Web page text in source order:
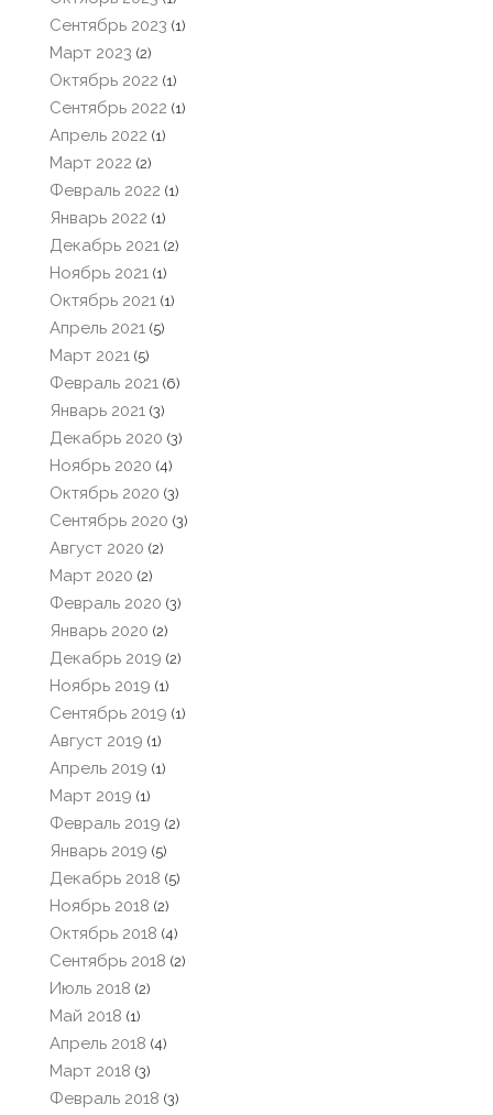
Сентябрь 2023 (1)
Март 2023 (2)
Октябрь 2022 (1)
Сентябрь 2022 (1)
Апрель 2022 (1)
Март 2022 (2)
Февраль 2022 (1)
Январь 2022 (1)
Декабрь 2021 (2)
Ноябрь 2021 (1)
Октябрь 2021 (1)
Апрель 2021 (5)
Март 2021 (5)
Февраль 2021 (6)
Январь 2021 (3)
Декабрь 2020 (3)
Ноябрь 2020 (4)
Октябрь 2020 (3)
Сентябрь 2020 (3)
Август 2020 (2)
Март 2020 (2)
Февраль 2020 (3)
Январь 2020 (2)
Декабрь 2019 (2)
Ноябрь 2019 (1)
Сентябрь 2019 (1)
Август 2019 (1)
Апрель 2019 (1)
Март 2019 (1)
Февраль 2019 (2)
Январь 2019 (5)
Декабрь 2018 (5)
Ноябрь 2018 (2)
Октябрь 2018 (4)
Сентябрь 2018 (2)
Июль 2018 (2)
Май 2018 (1)
Апрель 2018 (4)
Март 2018 (3)
Февраль 2018 (3)